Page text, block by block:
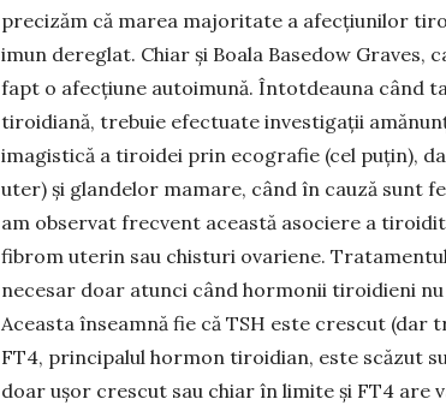
precizăm că marea majoritate a afecțiunilor
imun dereglat. Chiar și Boala Basedow Graves,
fapt o afecțiune autoimună. Întot­deauna când
tiroidiană, tre­buie efectuate investigații
imagistică a tiroidei prin ecografie (cel puțin),
uter) și glandelor mamare, când în cauză sunt
am observat frecvent această asociere a
fibrom uterin sau chis­turi ovariene.
necesar doar atunci când hormonii tiroidieni
Aceasta înseam­nă fie că TSH este crescut
FT4, principalul hormon tir­oidian, este scăzut
doar ușor crescut sau chiar în limite și FT4 are